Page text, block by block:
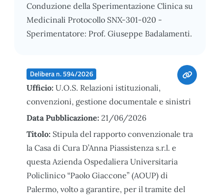
Conduzione della Sperimentazione Clinica su
Medicinali Protocollo SNX-301-020 -
Sperimentatore: Prof. Giuseppe Badalamenti.
Delibera n. 594/2026
Ufficio: U.O.S. Relazioni istituzionali,
convenzioni, gestione documentale e sinistri
Data Pubblicazione: 21/06/2026
Titolo: Stipula del rapporto convenzionale tra
la Casa di Cura D’Anna Piassistenza s.r.l. e
questa Azienda Ospedaliera Universitaria
Policlinico “Paolo Giaccone” (AOUP) di
Palermo, volto a garantire, per il tramite del